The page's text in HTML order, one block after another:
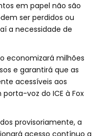
em papel não são
ser perdidos ou
a necessidade de
economizará milhões
e garantirá que as
acessíveis aos
porta-voz do ICE à Fox
provisoriamente, a
acesso contínuo a